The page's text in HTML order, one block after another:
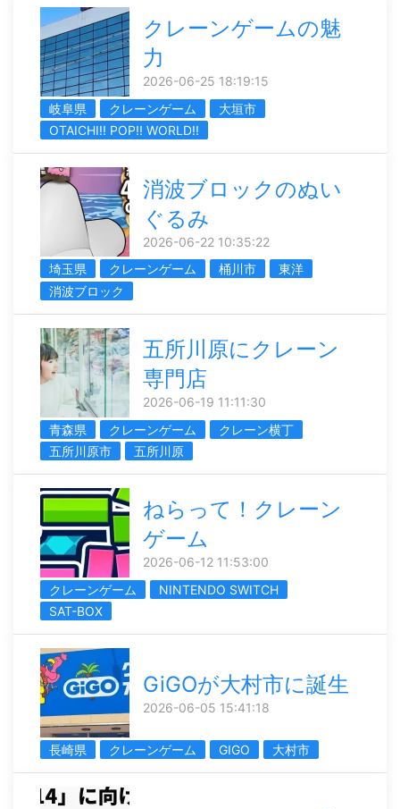
クレーンゲームの魅
力
2026-06-25 18:19:15
岐阜県
クレーンゲーム
大垣市
OTAICHI!! POP!! WORLD!!
消波ブロックのぬい
ぐるみ
2026-06-22 10:35:22
埼玉県
クレーンゲーム 桶川市
東洋
消波ブロック
五所川原にクレーン
専門店
2026-06-19 11:11:30
青森県
クレーンゲーム
クレーン横丁
五所川原市
五所川原
ねらって！クレーン
ゲーム
2026-06-12 11:53:00
クレーンゲーム
NINTENDO SWITCH
SAT-BOX
GiGOが大村市に誕生
2026-06-05 15:41:18
長崎県 クレーンゲーム GIGO 大村市